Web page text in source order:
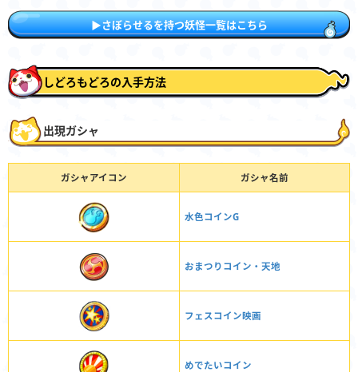
▶さぼらせるを持つ妖怪一覧はこちら
しどろもどろの入手方法
出現ガシャ
ガシャアイコン ガシャ名前
水色コインG
おまつりコイン・天地
フェスコイン映画
めでたいコイン